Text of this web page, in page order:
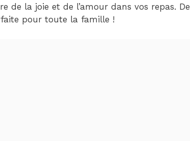
de la joie et de l’amour dans vos repas. De
pour toute la famille !